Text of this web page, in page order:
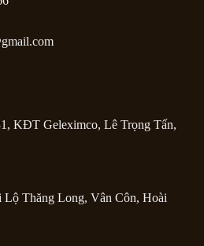
KĐT Geleximco, Lê Trọng Tấn,
Thăng Long, Vân Côn, Hoài